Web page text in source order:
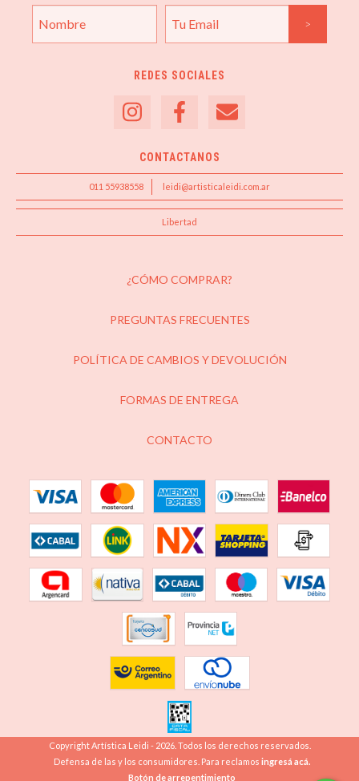
REDES SOCIALES
CONTACTANOS
011 55938558 leidi@artisticaleidi.com.ar
Libertad
¿CÓMO COMPRAR?
PREGUNTAS FRECUENTES
POLÍTICA DE CAMBIOS Y DEVOLUCIÓN
FORMAS DE ENTREGA
CONTACTO
Copyright Artística Leidi - 2026. Todos los derechos reservados.
Defensa de las y los consumidores. Para reclamos ingresá acá.
Botón de arrepentimiento